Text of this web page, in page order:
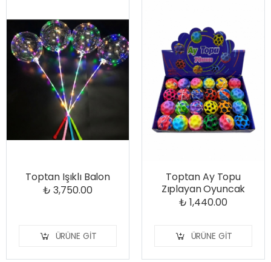
Toptan Işıklı Balon
₺ 3,750.00
ÜRÜNE GIT
Toptan Ay Topu
Zıplayan Oyuncak
₺ 1,440.00
ÜRÜNE GIT